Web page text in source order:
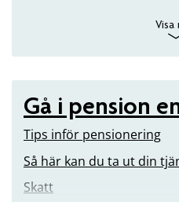
Visa
Gå i pension
Tips inför pensionering
Så här kan du ta ut din
Skatt